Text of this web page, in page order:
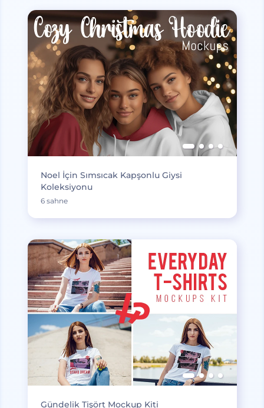
Noel İçin Sımsıcak Kapşonlu Giysi
Koleksiyonu
6 sahne
Gündelik Tişört Mockup Kiti